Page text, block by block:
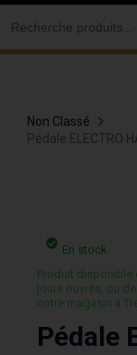
Non Classé
Pédale ELECTRO
En stock
Produit disponible
jours ouvrés, ou
notre magasin a
Pédale